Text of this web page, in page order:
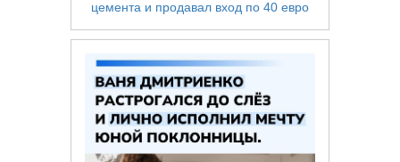
цемента и продавал вход по 40 евро